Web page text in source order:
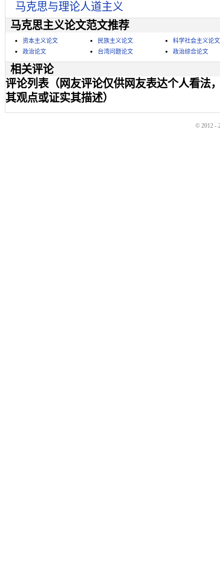
马克思与理论人道主义
马克思主义论文范文推荐
资本主义论文 民族主义论文
科学社会主义论文
政治论文
台湾问题论文 政治综合论文
相关评论
评论列表（网友评论仅供网友表达个人看法
其观点或证实其描述）
© 2012 -